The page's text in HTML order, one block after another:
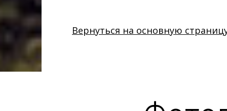
Вернуться на основную